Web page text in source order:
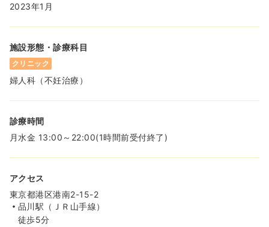
2023年1月
施設形態・診療科目
クリニック
婦人科（不妊治療）
診療時間
月水金 13:00～22:00(1時間前受付終了)
アクセス
東京都港区港南2-15-2
品川駅（ＪＲ山手線）
徒歩5分